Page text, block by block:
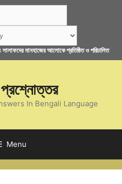
মানহাজের আলোকে প্রতিষ্ঠিত ও পরিচালিত
প্রশ্নোত্তর
In Bengali Language
Menu